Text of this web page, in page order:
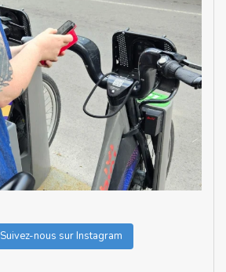
Suivez-nous sur Instagram